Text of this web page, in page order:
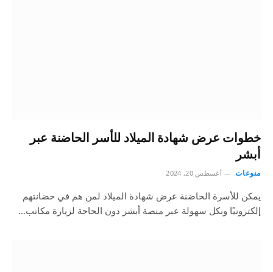
خطوات عرض شهادة الميلاد للأسر الحاضنة عبر
أبشر
منوعات أغسطس 20, 2024
يمكن للأسرة الحاضنة عرض شهادة الميلاد لمن هم في حضانتهم
إلكترونيًا وبكل سهولة عبر منصة أبشر دون الحاجة لزيارة مكاتب…